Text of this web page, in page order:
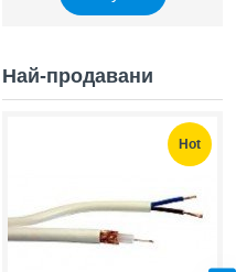
Най-продавани
Hot